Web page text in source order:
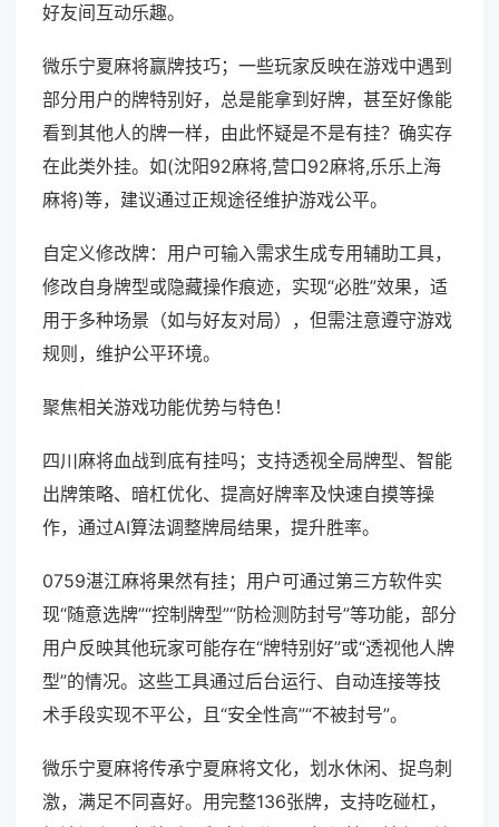
好友间互动乐趣。
微乐宁夏麻将赢牌技巧；一些玩家反映在游戏中遇到
部分用户的牌特别好，总是能拿到好牌，甚至好像能
看到其他人的牌一样，由此怀疑是不是有挂？确实存
在此类外挂。如(沈阳92麻将,营口92麻将,乐乐上海
麻将)等，建议通过正规途径维护游戏公平。
自定义修改牌：用户可输入需求生成专用辅助工具，
修改自身牌型或隐藏操作痕迹，实现“必胜”效果，适
用于多种场景（如与好友对局），但需注意遵守游戏
规则，维护公平环境。
聚焦相关游戏功能优势与特色！
四川麻将血战到底有挂吗；支持透视全局牌型、智能
出牌策略、暗杠优化、提高好牌率及快速自摸等操
作，通过AI算法调整牌局结果，提升胜率。
0759湛江麻将果然有挂；用户可通过第三方软件实
现“随意选牌”“控制牌型”“防检测防封号”等功能，部分
用户反映其他玩家可能存在“牌特别好”或“透视他人牌
型”的情况。这些工具通过后台运行、自动连接等技
术手段实现不平公，且“安全性高”“不被封号”。
微乐宁夏麻将传承宁夏麻将文化，划水休闲、捉鸟刺
激，满足不同喜好。用完整136张牌，支持吃碰杠，